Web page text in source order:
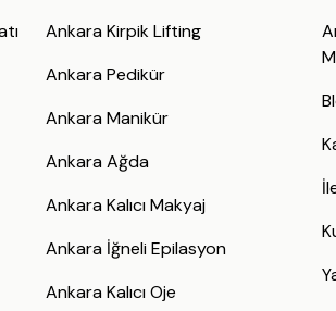
Ankara Kirpik Lifting
Ankara Pedikür
Ankara Manikür
Ankara Ağda
Ankara Kalıcı Makyaj
Ankara İğneli Epilasyon
Ankara Kalıcı Oje